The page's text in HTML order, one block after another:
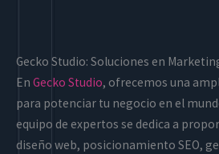
Gecko Studio: Soluciones en
En Gecko Studio, ofrecemos una
para potenciar tu negocio en el
equipo de expertos se dedica a
diseño web, posicionamiento SEO,